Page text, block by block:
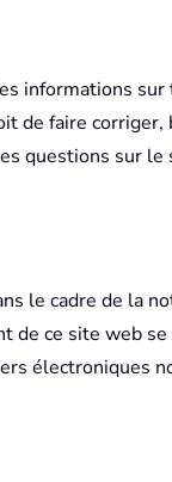
informations
faire corriger,
questions sur
le cadre de la
ce site web
électroniques